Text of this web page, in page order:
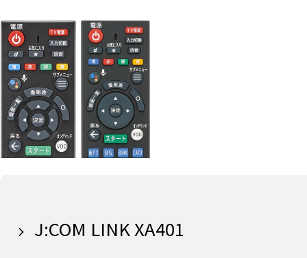
J:COM LINK XA401